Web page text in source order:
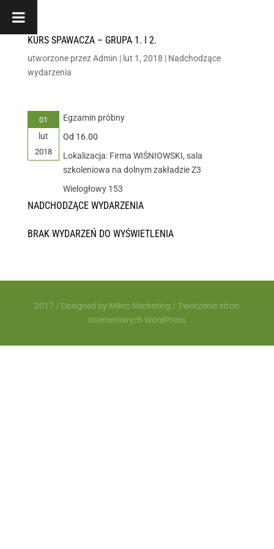
KURS SPAWACZA – GRUPA 1. I 2.
utworzone przezAdmin | lut 1, 2018 | Nadchodzące
wydarzenia
01
lut
2018
Egzamin próbny
Od 16.00
Lokalizacja: Firma WIŚNIOWSKI, sala
szkoleniowa na dolnym zakładzie Z3
Wielogłowy 153
NADCHODZĄCE WYDARZENIA
BRAK WYDARZEŃ DO WYŚWIETLENIA
2017 / Designed by Mikro Marketing /Tworzenie stron
internetowych WordPress